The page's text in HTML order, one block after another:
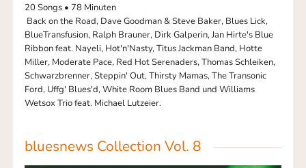
20 Songs • 78 Minuten
Back on the Road, Dave Goodman & Steve Baker, Blues Lick,
BlueTransfusion, Ralph Brauner, Dirk Galperin, Jan Hirte's Blue
Ribbon feat. Nayeli, Hot'n'Nasty, Titus Jackman Band, Hotte
Miller, Moderate Pace, Red Hot Serenaders, Thomas Schleiken,
Schwarzbrenner, Steppin' Out, Thirsty Mamas, The Transonic
Ford, Uffg' Blues'd, White Room Blues Band und Williams
Wetsox Trio feat. Michael Lutzeier.
bluesnews Collection Vol. 8